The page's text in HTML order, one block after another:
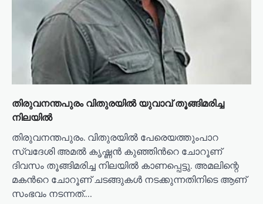
തിരുവനന്തപുരം വിതുരയിൽ യുവാവ് തൂങ്ങിമരിച്ച
നിലയിൽ
തിരുവനന്തപുരം. വിതുരയിൽ പേരെയത്തുംപാറ
സ്വദേശി അമൽ കൃഷ്ണൻ കുഞ്ഞിൻറെ ചോറൂണ്
ദിവസം തൂങ്ങിമരിച്ച നിലയിൽ കാണപ്പെട്ടു. അമലിന്റെ
മകൻറെ ചോറൂണ് ചടങ്ങുകൾ നടക്കുന്നതിനിടെ ആണ്
സംഭവം നടന്നത്.…